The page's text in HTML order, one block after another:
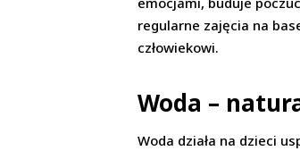
regularne zajęcia na
człowiekowi.
Woda –
Woda działa na dzieci